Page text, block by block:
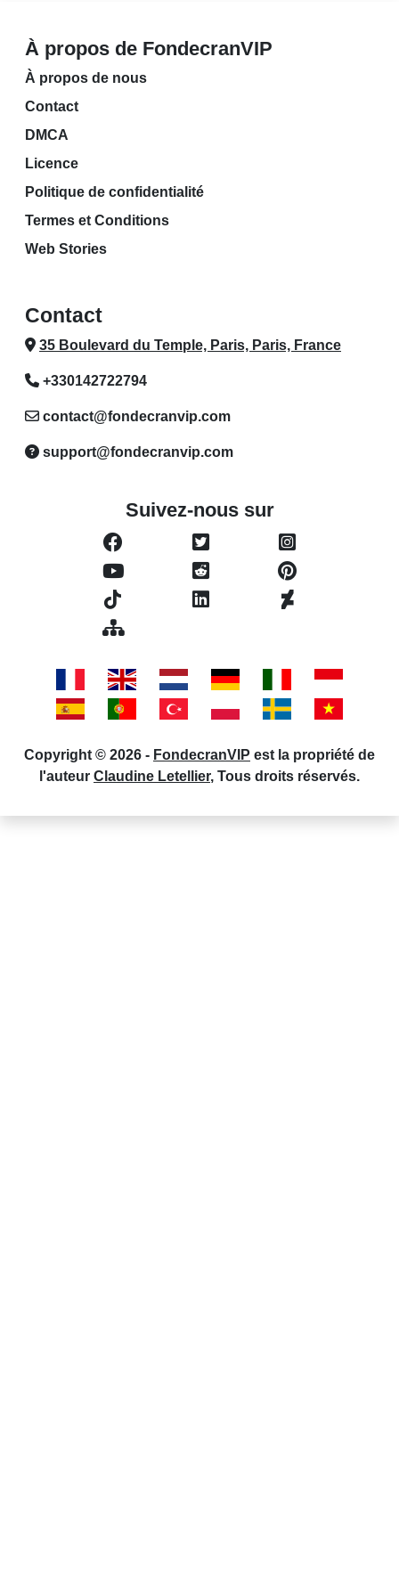
À propos de FondecranVIP
À propos de nous
Contact
DMCA
Licence
Politique de confidentialité
Termes et Conditions
Web Stories
Contact
35 Boulevard du Temple, Paris, Paris, France
+330142722794
contact@fondecranvip.com
support@fondecranvip.com
Suivez-nous sur
Copyright © 2026 - FondecranVIP est la propriété de
l'auteur Claudine Letellier, Tous droits réservés.